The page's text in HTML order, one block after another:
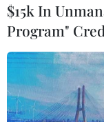
$15k In
Program"